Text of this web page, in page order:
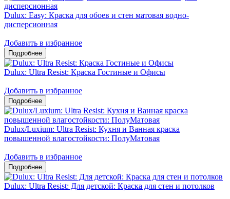
Dulux: Easy: Краска для обоев и стен матовая водно-
дисперсионная
Добавить в избранное
Dulux: Ultra Resist: Краска Гостиные и Офисы
Добавить в избранное
Dulux/Luxium: Ultra Resist: Кухня и Ванная краска
повышенной влагостойкости: ПолуМатовая
Добавить в избранное
Dulux: Ultra Resist: Для детской: Краска для стен и потолков